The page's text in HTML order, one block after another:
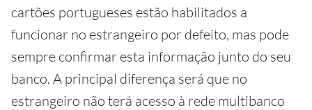
cartões portugueses estão habilitados a
funcionar no estrangeiro por defeito, mas pode
sempre confirmar esta informação junto do seu
banco. A principal diferença será que no
estrangeiro não terá acesso à rede multibanco